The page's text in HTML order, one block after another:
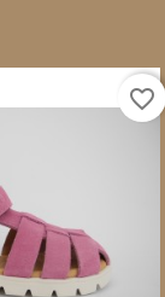
favorite_border